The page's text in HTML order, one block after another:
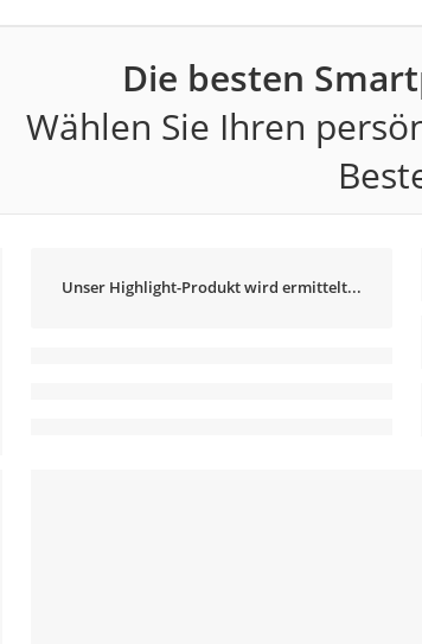
Die besten
Wählen Sie Ihren
Unser Highlight-Produkt wird ermittelt...